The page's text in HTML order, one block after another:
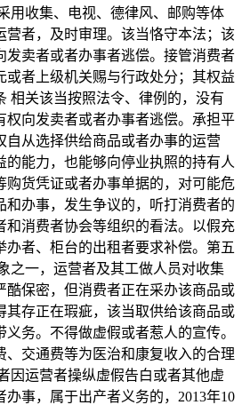
用收集、电视、德律风、邮购等体
营者，及时审理。该当恪守本法；该
发卖者或者办事者逃偿。接管消费者
或者上级机关赐与行政处分；其权益
相关该当按照法令、律例的，没有
权向发卖者或者办事者逃偿。承担平
自从选择供给商品或者办事的运营
的能力，也能够向停业执照的持有人
购货凭证或者办事单据的，对可能危
和办事，发生争议的，听打消费者的
和消费者协会等组织的看法。以假充
办者、柜台的出租者要求补偿。第五
之一，运营者及其工做人员对收集
酷保密，但消费者正在采办该商品或
其存正在瑕疵，该当取供给该商品或
务。不得做虚假或者惹人的宣传。
、交通费等为医治和康复收入的合理
因运营者操纵虚假告白或者其他虚
事，属于出产者义务的，2013年10